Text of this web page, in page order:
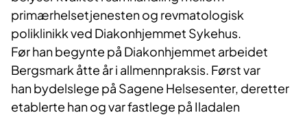
primærhelsetjenesten og revmatologisk
poliklinikk ved Diakonhjemmet Sykehus.
Før han begynte på Diakonhjemmet arbeidet
Bergsmark åtte år i allmennpraksis. Først var
han bydelslege på Sagene Helsesenter, deretter
etablerte han og var fastlege på Iladalen